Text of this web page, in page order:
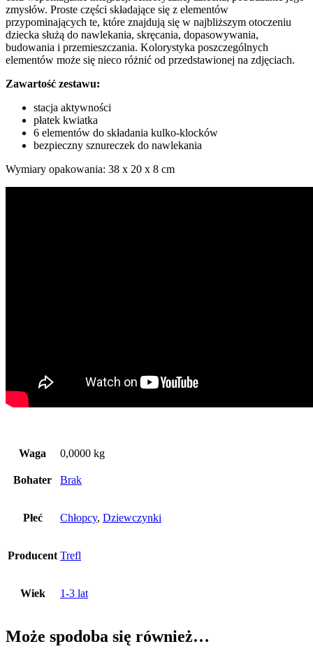
zmysłów. Proste części składające się z elementów
przypominających te, które znajdują się w najbliższym otoczeniu
dziecka służą do nawlekania, skręcania, dopasowywania,
budowania i przemieszczania. Kolorystyka poszczególnych
elementów może się nieco różnić od przedstawionej na zdjęciach.
Zawartość zestawu:
stacja aktywności
płatek kwiatka
6 elementów do składania kulko-klocków
bezpieczny sznureczek do nawlekania
Wymiary opakowania: 38 x 20 x 8 cm
Waga 0,0000 kg
Bohater Brak
Płeć Chłopcy, Dziewczynki
Producent Trefl
Wiek 1-3 lat
Może spodoba się również…